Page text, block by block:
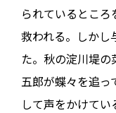
られているとこ
救われる。しかし
た。秋の淀川堤
五郎が蝶々を追っ
して声をかけて